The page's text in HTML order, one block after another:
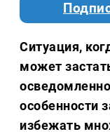
Ситуация,
может
особенности
избежать